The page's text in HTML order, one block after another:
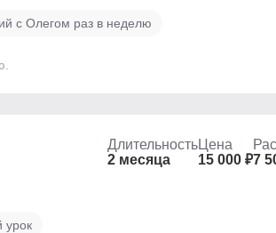
с Олегом раз в неделю
Длительность
2 месяца
Цена
15 000 ₽7
урок